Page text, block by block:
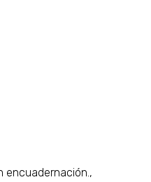
encuadernación.,